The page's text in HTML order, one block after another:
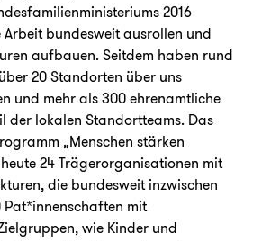
2016
Arbeit bundesweit ausrollen und
aufbauen. Seitdem haben rund
20 Standorten über uns
und mehr als 300 ehrenamtliche
der lokalen Standortteams. Das
„Menschen stärken
24 Trägerorganisationen mit
die bundesweit inzwischen
Pat*innenschaften mit
wie Kinder und